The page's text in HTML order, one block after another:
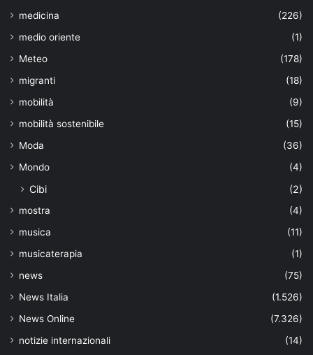
medicina
(226)
medio oriente
(1)
Meteo
(178)
migranti
(18)
mobilità
(9)
mobilità sostenibile
(15)
Moda
(36)
Mondo
(4)
Cibi (2)
mostra
(4)
musica
(11)
musicaterapia
(1)
news
(75)
News Italia
(1.526)
News Online
(7.326)
notizie internazionali
(14)